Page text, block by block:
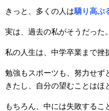
きっと、多くの人は驕り高ぶ
実は、過去の私がそうだった。
私の人生は、中学卒業まで挫
勉強もスポーツも、努力せず
きたし、自分の望むことはほ
もちろん、中には失敗するこ